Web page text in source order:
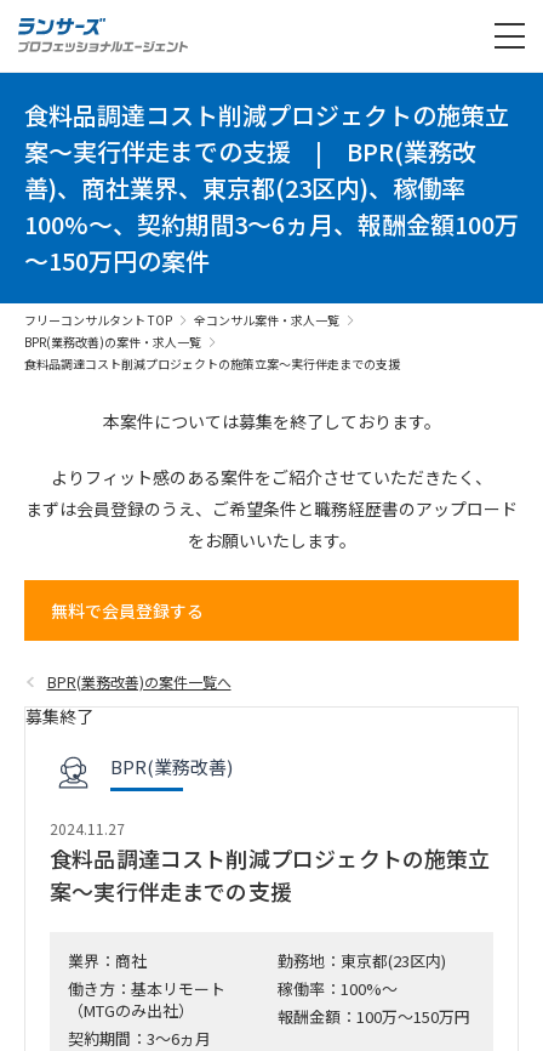
食料品調達コスト削減プロジェクトの施策立
案～実行伴走までの支援 | BPR(業務改
善)、商社業界、東京都(23区内)、稼働率
100%～、契約期間3～6ヵ月、報酬金額100万
～150万円の案件
フリーコンサルタント TOP
全コンサル案件・求人一覧
BPR(業務改善)の案件・求人一覧
食料品調達コスト削減プロジェクトの施策立案～実行伴走までの支援
本案件については募集を終了しております。
よりフィット感のある案件をご紹介させていただきたく、
まずは会員登録のうえ、 ご希望条件と職務経歴書のアップロード
をお願いいたします。
無料で会員登録する
BPR(業務改善)の案件一覧へ
募集終了
BPR(業務改善)
2024.11.27
食料品調達コスト削減プロジェクトの施策立
案～実行伴走までの支援
業界：商社
働き方：基本リモート
（MTGのみ出社）
契約期間：3～6ヵ月
勤務地：東京都(23区内)
稼働率：100%～
報酬金額：100万～150万円